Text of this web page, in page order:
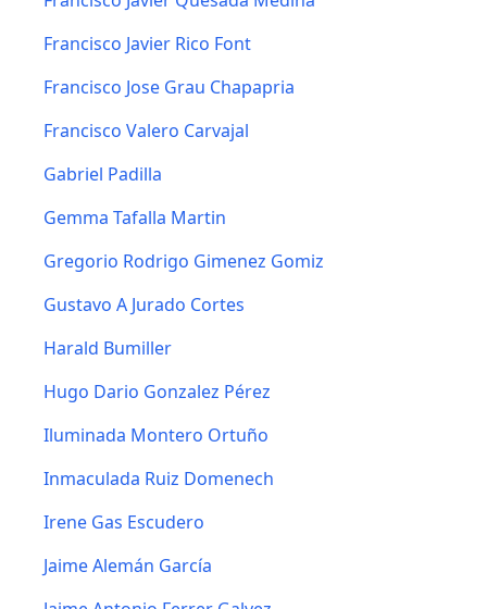
Francisco Javier Rico Font
Francisco Jose Grau Chapapria
Francisco Valero Carvajal
Gabriel Padilla
Gemma Tafalla Martin
Gregorio Rodrigo Gimenez Gomiz
Gustavo A Jurado Cortes
Harald Bumiller
Hugo Dario Gonzalez Pérez
Iluminada Montero Ortuño
Inmaculada Ruiz Domenech
Irene Gas Escudero
Jaime Alemán García